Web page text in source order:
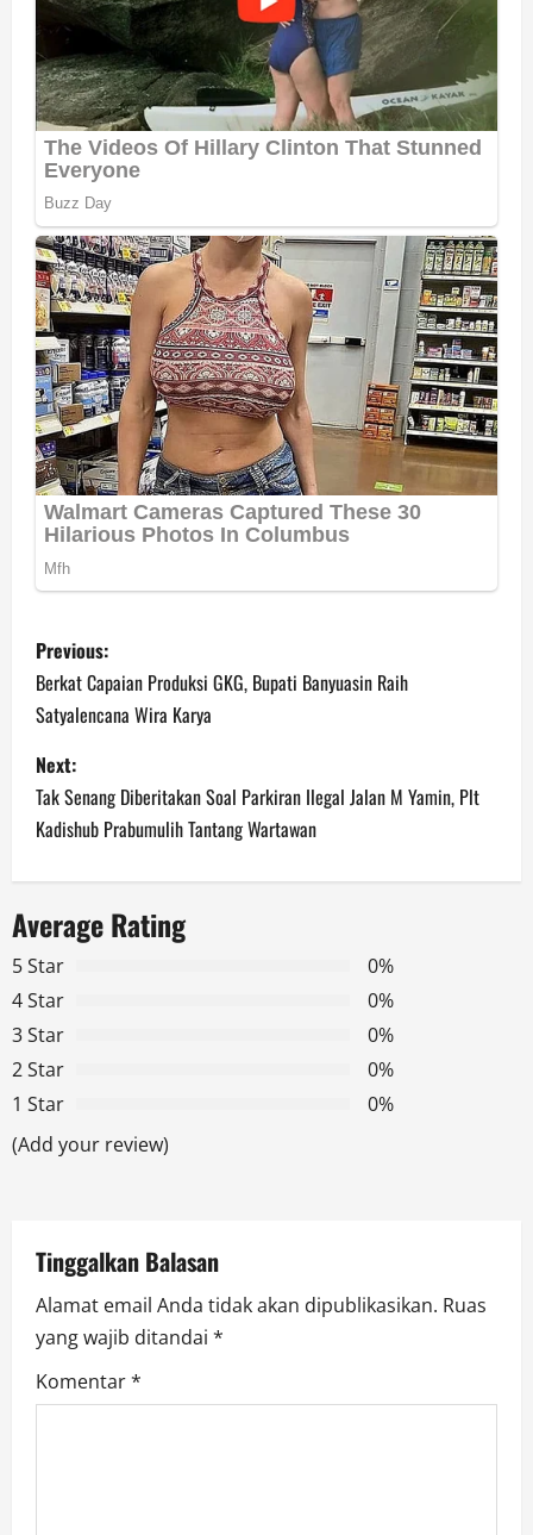
P
o
s
t
n
a
v
i
g
a
t
o
n
Previous:
Berkat Capaian Produksi GKG, Bupati Banyuasin Raih
Satyalencana Wira Karya
Next:
Tak Senang Diberitakan Soal Parkiran Ilegal Jalan M Yamin, Plt
Kadishub Prabumulih Tantang Wartawan
Average Rating
5 Star
0%
4 Star
0%
3 Star
0%
2 Star
0%
1 Star
0%
(Add your review)
Tinggalkan Balasan
Alamat email Anda tidak akan dipublikasikan. Ruas
yang wajib ditandai *
Komentar*